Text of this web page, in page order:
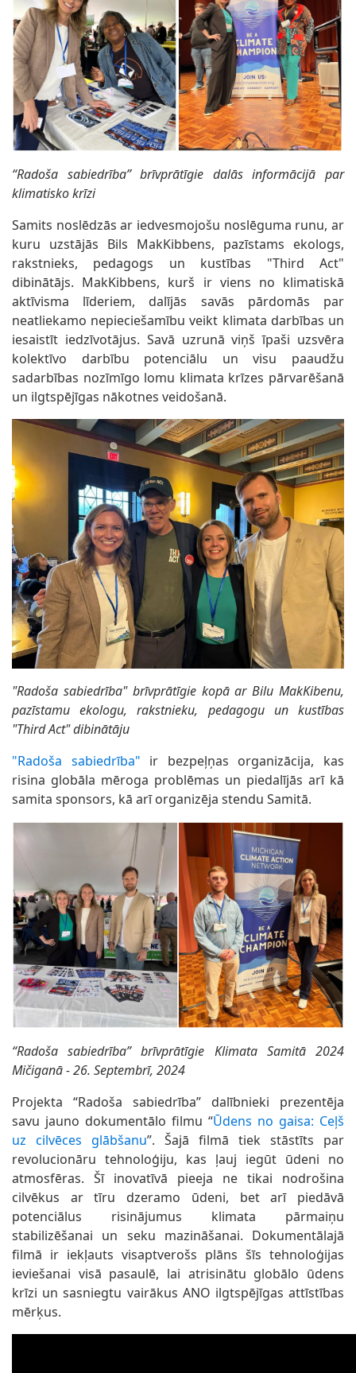
“Radoša sabiedrība” brīvprātīgie dalās informācijā par
klimatisko krīzi
Samits noslēdzās ar iedvesmojošu noslēguma runu, ar
kuru uzstājās Bils MakKibbens, pazīstams ekologs,
rakstnieks, pedagogs un kustības "Third Act"
dibinātājs. MakKibbens, kurš ir viens no klimatiskā
aktīvisma līderiem, dalījās savās pārdomās par
neatliekamo nepieciešamību veikt klimata darbības un
iesaistīt iedzīvotājus. Savā uzrunā viņš īpaši uzsvēra
kolektīvo darbību potenciālu un visu paaudžu
sadarbības nozīmīgo lomu klimata krīzes pārvarēšanā
un ilgtspējīgas nākotnes veidošanā.
"Radoša sabiedrība" brīvprātīgie kopā ar Bilu MakKibenu,
pazīstamu ekologu, rakstnieku, pedagogu un kustības
"Third Act" dibinātāju
"Radoša sabiedrība" ir bezpeļņas organizācija, kas
risina globāla mēroga problēmas un piedalījās arī kā
samita sponsors, kā arī organizēja stendu Samitā.
“Radoša sabiedrība” brīvprātīgie Klimata Samitā 2024
Mičiganā - 26. Septembrī, 2024
Projekta “Radoša sabiedrība” dalībnieki prezentēja
savu jauno dokumentālo filmu “Ūdens no gaisa: Ceļš
uz cilvēces glābšanu”. Šajā filmā tiek stāstīts par
revolucionāru tehnoloģiju, kas ļauj iegūt ūdeni no
atmosfēras. Šī inovatīvā pieeja ne tikai nodrošina
cilvēkus ar tīru dzeramo ūdeni, bet arī piedāvā
potenciālus risinājumus klimata pārmaiņu
stabilizēšanai un seku mazināšanai. Dokumentālajā
filmā ir iekļauts visaptverošs plāns šīs tehnoloģijas
ieviešanai visā pasaulē, lai atrisinātu globālo ūdens
krīzi un sasniegtu vairākus ANO ilgtspējīgas attīstības
mērķus.